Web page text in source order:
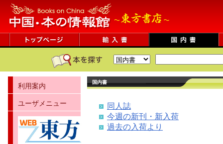
利用案内
ユーザメニュー
国内書
同人誌
今週の新刊・新入荷
過去の入荷より